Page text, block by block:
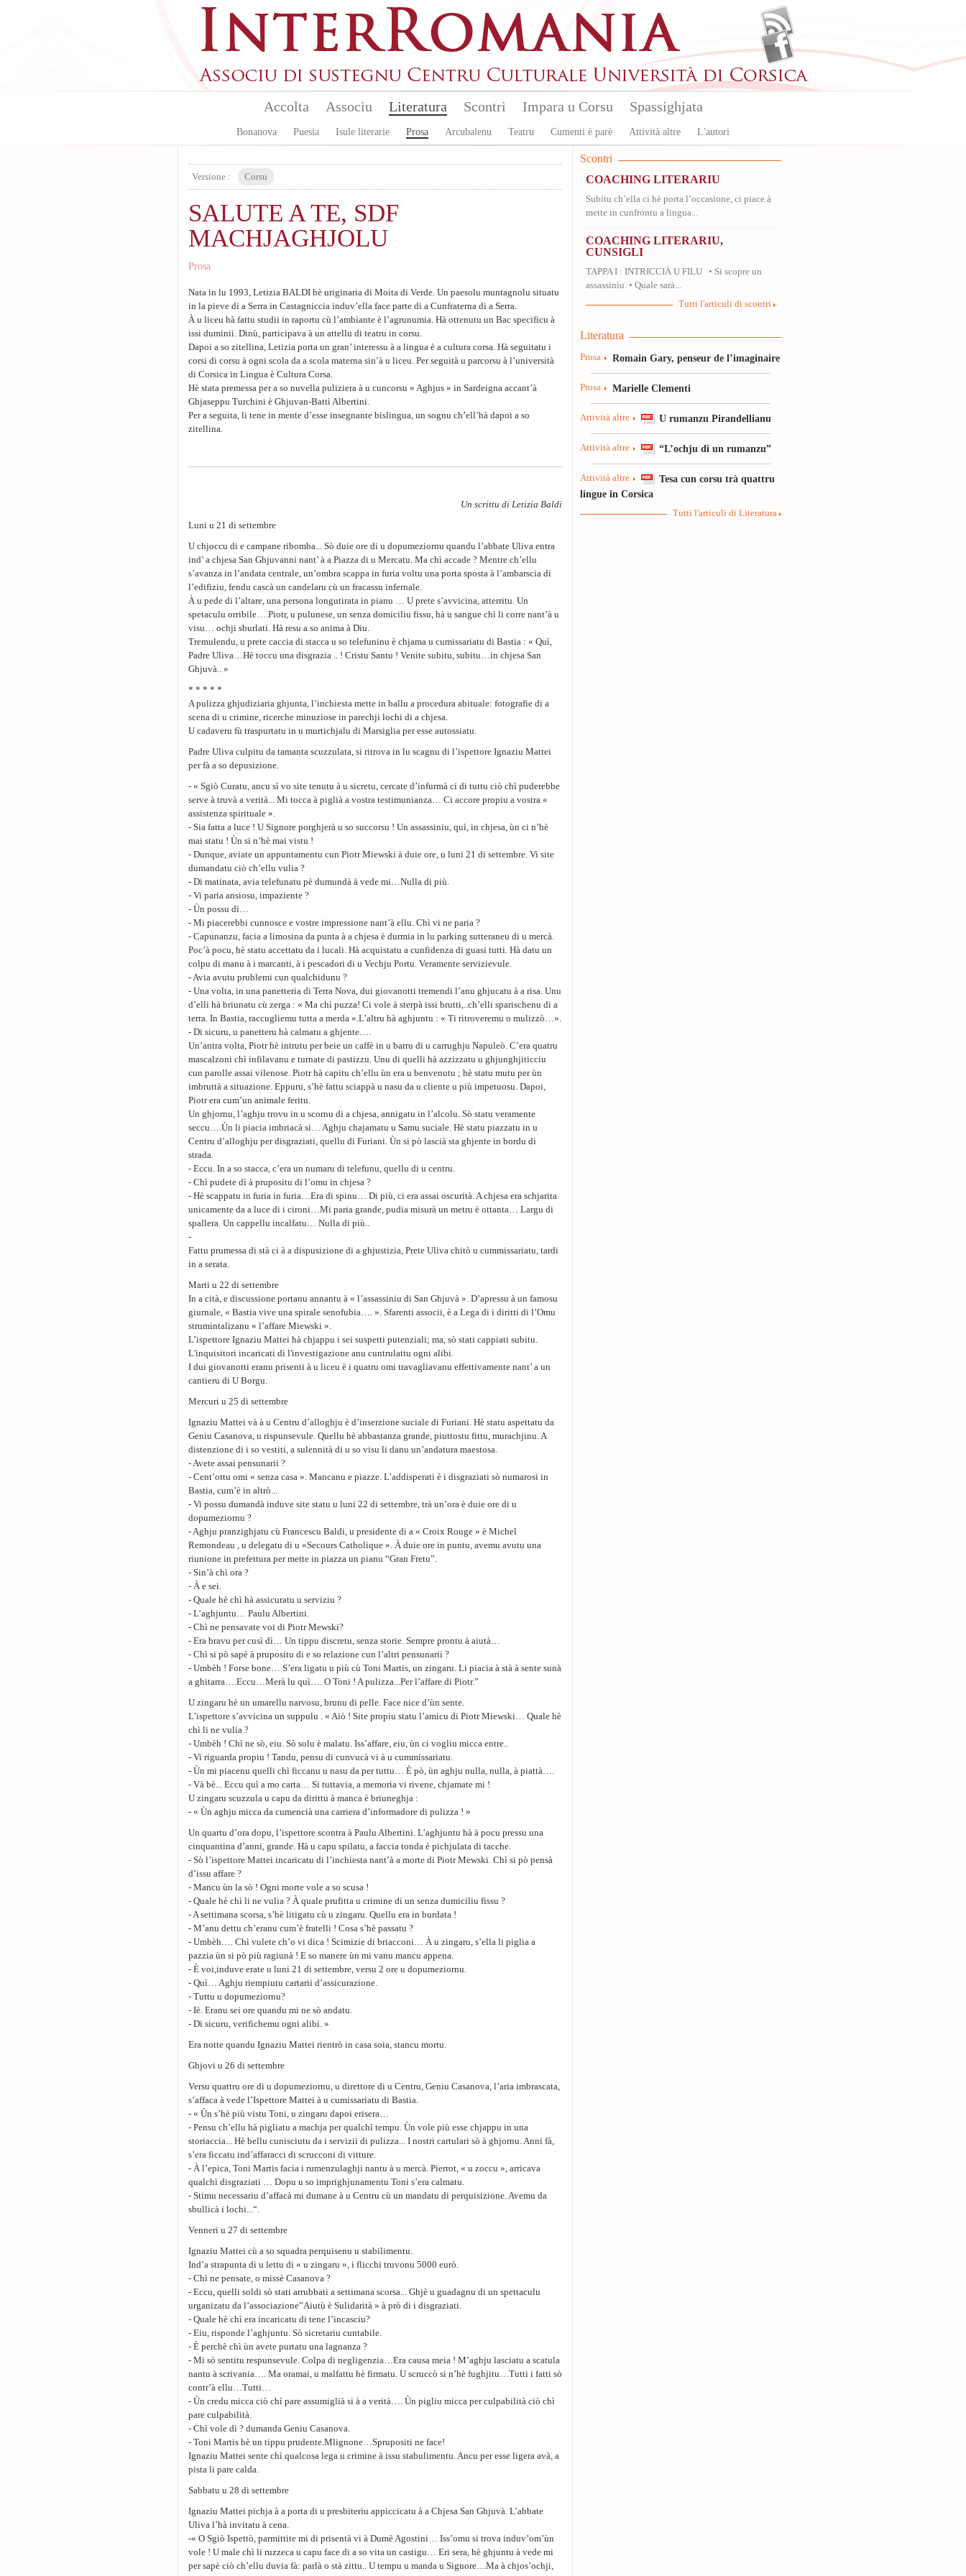
Accolta Associu Literatura
Bonanova Puesia Isule literarie Prosa Arcubalenu Teatru Cumenti è parè Attività altre L'autori
Scontri Impara u Corsu Spassighjata
Versione : Corsu
SALUTE A TE, SDF
MACHJAGHJOLU
Prosa
Nata in lu 1993, Letizia BALDI hè uriginaria di Moita di Verde. Un paesolu muntagnolu situatu
in la pieve di a Serra in Castagniccia induv’ella face parte di a Cunfraterna di a Serra.
À u liceu hà fattu studii in raportu cù l’ambiante è l’agrunumia. Hà ottenutu un Bac specificu à
issi duminii. Dinù, participava à un attellu di teatru in corsu.
Dapoi a so zitellina, Letizia porta un gran’ interessu à a lingua è a cultura corsa. Hà seguitatu i
corsi di corsu à ogni scola da a scola materna sin’à u liceu. Per seguità u parcorsu à l’università
di Corsica in Lingua è Cultura Corsa.
Hè stata premessa per a so nuvella puliziera à u cuncorsu « Aghjus » in Sardeigna accant’à
Ghjaseppu Turchini è Ghjuvan-Battì Albertini.
Per a seguita, li tene in mente d’esse insegnante bislingua, un sognu ch’ell’hà dapoi a so
zitellina.
Un scrittu di Letizia Baldi
Luni u 21 di settembre
U chjoccu di e campane ribomba... Sò duie ore di u dopumeziornu quandu l’abbate Uliva entra
ind’ a chjesa San Ghjuvanni nant’ à a Piazza di u Mercatu. Ma chì accade ? Mentre ch’ellu
s’avanza in l’andata centrale, un’ombra scappa in furia voltu una porta sposta à l’ambarscia di
l’edifiziu, fendu cascà un candelaru cù un fracassu infernale.
À u pede di l’altare, una persona longutirata in pianu … U prete s’avvicina, atterritu. Un
spetaculu orribile….Piotr, u pulunese, un senza domiciliu fissu, hà u sangue chì li corre nant’à u
visu… ochji sburlati. Hà resu a so anima à Diu.
Tremulendu, u prete caccia di stacca u so telefuninu è chjama u cumissariatu di Bastia : « Quì,
Padre Uliva…Hè toccu una disgrazia .. ! Cristu Santu ! Venite subitu, subitu…in chjesa San
Ghjuvà.. »
* * * * *
A pulizza ghjudiziaria ghjunta, l’inchiesta mette in ballu a procedura abituale: fotografie di a
scena di u crimine, ricerche minuziose in parechji lochi di a chjesa.
U cadaveru fù traspurtatu in u murtichjalu di Marsiglia per esse autossiatu.
Padre Uliva culpitu da tamanta scuzzulata, si ritrova in lu scagnu di l’ispettore Ignaziu Mattei
per fà a so depusizione.
- « Sgiò Curatu, ancu sì vo site tenutu à u sicretu, cercate d’infurmà ci di tuttu ciò chì puderebbe
serve à truvà a verità... Mi tocca à piglià a vostra testimunianza… Ci accore propiu a vostra «
assistenza spirituale ».
- Sia fatta a luce ! U Signore porghjerà u so succorsu ! Un assassiniu, quì, in chjesa, ùn ci n’hè
mai statu ! Ùn si n’hè mai vistu !
- Dunque, aviate un appuntamentu cun Piotr Miewski à duie ore, u luni 21 di settembre. Vi site
dumandatu ciò ch’ellu vulia ?
- Di matinata, avia telefunatu pè dumundà à vede mi…Nulla di più.
- Vi paria ansiosu, impaziente ?
- Ùn possu dì…
- Mi piacerebbi cunnosce e vostre impressione nant’à ellu. Chì vi ne paria ?
- Capunanzu, facia a limosina da punta à a chjesa è durmia in lu parking sutteraneu di u mercà.
Poc’à pocu, hè statu accettatu da i lucali. Hà acquistatu a cunfidenza di guasi tutti. Hà datu un
colpu di manu à i marcanti, à i pescadori di u Vechju Portu. Veramente servizievule.
- Avia avutu prublemi cun qualchidunu ?
- Una volta, in una panetteria di Terra Nova, dui giovanotti tremendi l’anu ghjucatu à a risa. Unu
d’elli hà briunatu cù zerga : « Ma chì puzza! Ci vole à sterpà issi brutti,..ch’elli sparischenu di a
terra. In Bastia, raccugliemu tutta a merda ».L’altru hà aghjuntu : « Ti ritroveremu o mulizzò…».
- Di sicuru, u panetteru hà calmatu a ghjente….
Un’antra volta, Piotr hè intrutu per beie un caffè in u barru di u carrughju Napuleò. C’era quatru
mascalzoni chì infilavanu e turnate di pastizzu. Unu di quelli hà azzizzatu u ghjunghjiticciu
cun parolle assai vilenose. Piotr hà capitu ch’ellu ùn era u benvenutu ; hè statu mutu per ùn
imbruttà a situazione. Eppuru, s’hè fattu sciappà u nasu da u cliente u più impetuosu. Dapoi,
Piotr era cum’un animale feritu.
Un ghjornu, l’aghju trovu in u scornu di a chjesa, annigatu in l’alcolu. Sò statu veramente
seccu….Ùn li piacia imbriacà si… Aghju chajamatu u Samu suciale. Hè statu piazzatu in u
Centru d’alloghju per disgraziati, quellu di Furiani. Ùn si pò lascià sta ghjente in bordu di
strada.
- Eccu. In a so stacca, c’era un numaru di telefunu, quellu di u centru.
- Chì pudete dì à prupositu di l’omu in chjesa ?
- Hè scappatu in furia in furia…Era di spinu… Di più, ci era assai oscurità. A chjesa era schjarita
unicamente da a luce di i cironi…Mi paria grande, pudia misurà un metru è ottanta… Largu di
spallera. Un cappellu incalfatu… Nulla di più..
-
Fattu prumessa di stà ci à a dispusizione di a ghjustizia, Prete Uliva chitò u cummissariatu, tardi
in a serata.
Marti u 22 di settembre
In a cità, e discussione portanu annantu à « l’assassiniu di San Ghjuvà ». D’apressu à un famosu
giurnale, « Bastia vive una spirale senofubia…. ». Sfarenti associi, è a Lega di i diritti di l’Omu
strumintalizanu « l’affare Miewski ».
L’ispettore Ignaziu Mattei hà chjappu i sei suspetti putenziali; ma, sò stati cappiati subitu.
L'inquisitori incaricati di l'investigazione anu cuntrulattu ogni alibi.
I dui giovanotti eranu prisenti à u liceu è i quatru omi travagliavanu effettivamente nant’ a un
cantieru di U Borgu.
Mercuri u 25 di settembre
Ignaziu Mattei và à u Centru d’alloghju è d’inserzione suciale di Furiani. Hè statu aspettatu da
Geniu Casanova, u rispunsevule. Quellu hè abbastanza grande, piuttostu fittu, murachjinu. A
distenzione di i so vestiti, a sulennità di u so visu li danu un’andatura maestosa.
- Avete assai pensunarii ?
- Cent’ottu omi « senza casa ». Mancanu e piazze. L’addisperati è i disgraziati sò numarosi in
Bastia, cum’è in altrò...
- Vi possu dumandà induve site statu u luni 22 di settembre, trà un’ora è duie ore di u
dopumeziornu ?
- Aghju pranzighjatu cù Francescu Baldi, u presidente di a « Croix Rouge » è Michel
Remondeau , u delegatu di u «Secours Catholique ». À duie ore in puntu, avemu avutu una
riunione in prefettura per mette in piazza un pianu “Gran Fretu”.
- Sin’à chì ora ?
- À e sei.
- Quale hè chì hà assicuratu u serviziu ?
- L’aghjuntu… Paulu Albertini.
- Chì ne pensavate voi di Piotr Mewski?
- Era bravu per cusì dì… Un tippu discretu, senza storie. Sempre prontu à aiutà…
- Chì si pò sapè à prupositu di e so relazione cun l’altri pensunarii ?
- Umbèh ! Forse bone… S’era ligatu u più cù Toni Martis, un zingaru. Li piacia à stà à sente sunà
a ghitarra….Eccu…Merà lu quì…. O Toni ! A pulizza...Per l’affare di Piotr.”
U zingaru hè un umarellu narvosu, brunu di pelle. Face nice d’ùn sente.
L’ispettore s’avvicina un suppulu . « Aiò ! Site propiu statu l’amicu di Piotr Miewski… Quale hè
chì li ne vulia ?
- Umbèh ! Chì ne sò, eiu. Sò solu è malatu. Iss’affare, eiu, ùn ci vogliu micca entre..
- Vi riguarda propiu ! Tandu, pensu di cunvucà vi à u cummissariatu.
- Ùn mi piacenu quelli chì ficcanu u nasu da per tuttu… È pò, ùn aghju nulla, nulla, à piattà….
- Và bè... Eccu quì a mo carta… Si tuttavia, a memoria vi rivene, chjamate mi !
U zingaru scuzzula u capu da dirittu à manca è briuneghja :
- « Ùn aghju micca da cumencià una carriera d’informadore di pulizza ! »
Un quartu d’ora dopu, l’ispettore scontra à Paulu Albertini. L’aghjuntu hà à pocu pressu una
cinquantina d’anni, grande. Hà u capu spilatu, a faccia tonda è pichjulata di tacche.
- Sò l’ispettore Mattei incaricatu di l’inchiesta nant’à a morte di Piotr Mewski. Chì si pò pensà
d’issu affare ?
- Mancu ùn la sò ! Ogni morte vole a so scusa !
- Quale hè chì li ne vulia ? À quale prufitta u crimine di un senza dumiciliu fissu ?
- A settimana scorsa, s’hè litigatu cù u zingaru. Quellu era in burdata !
- M’anu dettu ch’eranu cum’è fratelli ! Cosa s’hè passatu ?
- Umbèh…. Chì vulete ch’o vi dica ! Scimizie di briacconi… À u zingaru, s’ella li piglia a
pazzia ùn si pò più ragiunà ! E so manere ùn mi vanu mancu appena.
- È voi,induve erate u luni 21 di settembre, versu 2 ore u dopumeziornu.
- Quì… Aghju riempiutu cartarii d’assicurazione.
- Tuttu u dopumeziornu?
- Iè. Eranu sei ore quandu mi ne sò andatu.
- Di sicuru, verifichemu ogni alibi. »
Era notte quandu Ignaziu Mattei rientrò in casa soia, stancu mortu.
Ghjovi u 26 di settembre
Versu quattru ore di u dopumeziornu, u direttore di u Centru, Geniu Casanova, l’aria imbrascata,
s’affaca à vede l’Ispettore Mattei à u cumissariatu di Bastia.
- « Ùn s’hè più vistu Toni, u zingaru dapoi erisera…
- Pensu ch’ellu hà pigliatu a machja per qualchì tempu. Ùn vole più esse chjappu in una
storiaccia... Hè bellu cunisciutu da i servizii di pulizza... I nostri cartulari sò à ghjornu. Anni fà,
s’era ficcatu ind’affaracci di scrucconi di vitture.
- À l’epica, Toni Martis facia i rumenzulaghji nantu à u mercà. Pierrot, « u zoccu », arricava
qualchì disgraziati … Dopu u so imprighjunamentu Toni s’era calmatu.
- Stimu necessariu d’affacà mi dumane à u Centru cù un mandatu di perquisizione. Avemu da
sbullicà i lochi...“.
Venneri u 27 di settembre
Ignaziu Mattei cù a so squadra perquisenu u stabilimentu.
Ind’a strapunta di u lettu di « u zingaru », i flicchi truvonu 5000 eurò.
- Chì ne pensate, o missè Casanova ?
- Eccu, quelli soldi sò stati arrubbati a settimana scorsa... Ghjè u guadagnu di un spettaculu
urganizatu da l’associazione”Aiutù è Sulidarità » à prò di i disgraziati.
- Quale hè chì era incaricatu di tene l’incasciu?
- Eiu, risponde l’aghjuntu. Sò sicretariu cuntabile.
- È perchè chì ùn avete purtatu una lagnanza ?
- Mi sò sentitu respunsevule. Colpa di negligenzia…Era causa meia ! M’aghju lasciatu a scatula
nantu à scrivania…. Ma oramai, u malfattu hè firmatu. U scruccò si n’hè fughjitu…Tutti i fatti sò
contr’à ellu…Tutti…
- Ùn credu micca ciò chì pare assumiglià si à a verità…. Ùn pigliu micca per culpabilità ciò chì
pare culpabilità.
- Chì vole dì ? dumanda Geniu Casanova.
- Toni Martis hè un tippu prudente.Mlignone…Sprupositi ne face!
Ignaziu Mattei sente chì qualcosa lega u crimine à issu stabulimentu. Ancu per esse ligera avà, a
pista li pare calda.
Sabbatu u 28 di settembre
Ignaziu Mattei pichja à a porta di u presbiteriu appiccicatu à a Chjesa San Ghjuvà. L’abbate
Uliva l’hà invitatu à cena.
-« O Sgiò Ispettò, parmittite mi di prisentà vi à Dumè Agostini… Iss’omu si trova induv’om’ùn
vole ! U male chì li ruzzeca u capu face di a so vita un castigu… Eri sera, hè ghjuntu à vede mi
per sapè ciò ch’ellu duvia fà: parlà o stà zittu.. U tempu u manda u Signore…Ma à chjos’ochji,
Scontri
COACHING LITERARIU
Subitu ch’ella ci hè porta l’occasione, ci piace à
mette in cunfrontu a lingua...
COACHING LITERARIU,
CUNSIGLI
TAPPA I : INTRICCIÀ U FILU • Si scopre un
assassiniu. • Quale sarà...
Tutti l'articuli di scontri
Literatura
Prosa Romain Gary, penseur de l’imaginaire
Prosa Marielle Clementi
Attività altre U rumanzu Pirandellianu
Attività altre “L’ochju di un rumanzu”
Attività altre
Tesa cun corsu trà quattru
lingue in Corsica
Tutti l'articuli di Literatura